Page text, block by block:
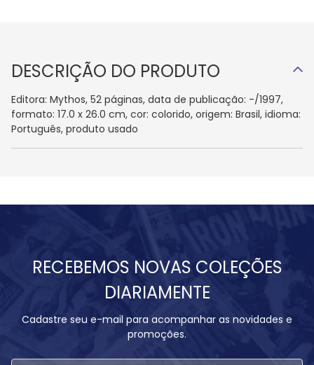
DESCRIÇÃO DO PRODUTO
Editora: Mythos, 52 páginas, data de publicação: -/1997,
formato: 17.0 x 26.0 cm, cor: colorido, origem: Brasil, idioma:
Português, produto usado
RECEBEMOS NOVAS COLEÇÕES
DIARIAMENTE
Cadastre seu e-mail para acompanhar as novidades e
promoções.